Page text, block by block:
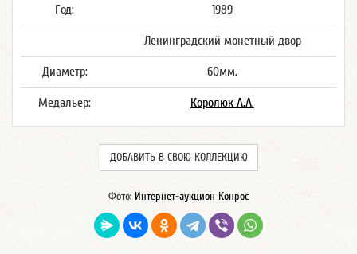
Год: 1989
Ленинградский монетный двор
Диаметр: 60мм.
Медальер: Королюк А.А.
ДОБАВИТЬ В СВОЮ КОЛЛЕКЦИЮ
Фото: Интернет-аукцион Конрос